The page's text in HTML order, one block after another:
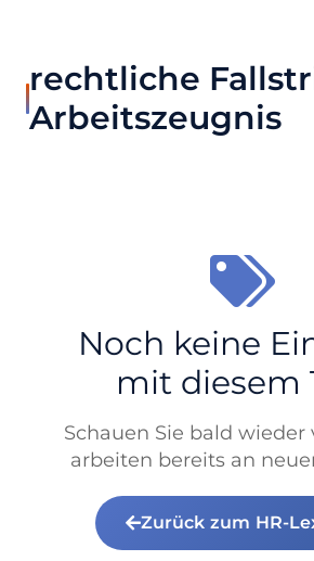
rechtliche
Arbeitszeugnis
Noch keine
mit diesem
Schauen Sie bald wieder
arbeiten bereits an
Zurück zum HR-